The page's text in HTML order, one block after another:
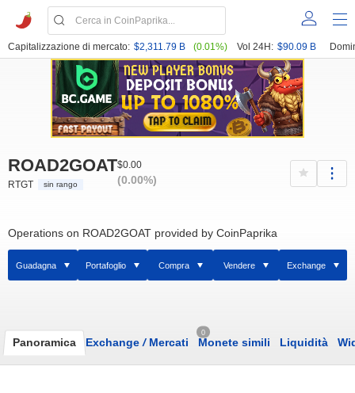
Capitalizzazione di mercato: $2,311.79 B (0.01%) Vol 24H: $90.09 B
ROAD2GOAT
RTGT sin rango
$0.00
(0.00%)
Operations on ROAD2GOAT provided by CoinPaprika
Guadagna Portafoglio Compra Vendere Exchange
Panoramica Exchange /Mercati
0
Monete simili Liquidità